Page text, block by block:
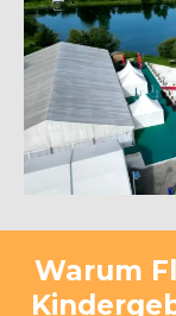
Warum